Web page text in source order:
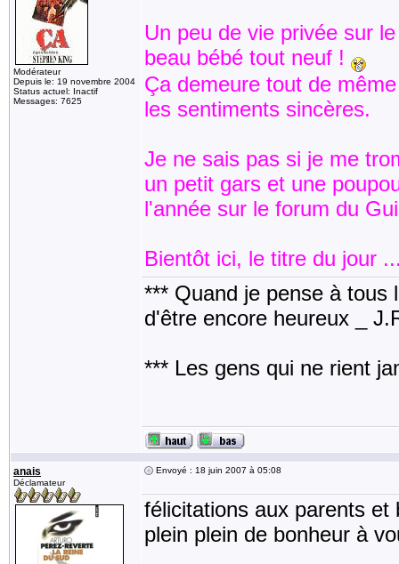
Modérateur
Depuis le: 19 novembre 2004
Status actuel: Inactif
Messages: 7625
Un peu de vie privée sur
beau bébé tout neuf !
Ça demeure tout de
les sentiments sincères.
Je ne sais pas si je me
un petit gars et une
l'année sur le forum du
Bientôt ici, le titre du jour
*** Quand je pense à tous
d'être encore heureux _
*** Les gens qui ne rient
anais
Déclamateur
Envoyé : 18 juin 2007 à 05:08
félicitations aux parents et
plein plein de bonheur à